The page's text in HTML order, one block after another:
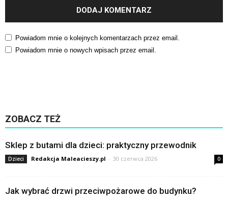
Powiadom mnie o kolejnych komentarzach przez email.
Powiadom mnie o nowych wpisach przez email.
ZOBACZ TEŻ
Sklep z butami dla dzieci: praktyczny przewodnik
Dzieci Redakcja Maleacieszy.pl - 30 czerwca 2026 0
Jak wybrać drzwi przeciwpożarowe do budynku?